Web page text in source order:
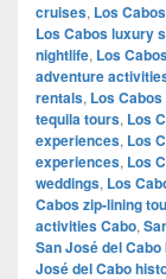
cruises, Los
Los Cabos luxury
nightlife, Los
adventure
rentals, Los
tequila tours, Los
experiences, Los
experiences, Los
weddings, Los
Cabos zip-lining
activities Cabo,
San José del
José del Cabo